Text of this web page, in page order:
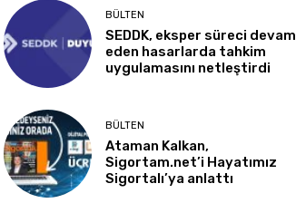
BÜLTEN
SEDDK, eksper süreci devam
eden hasarlarda tahkim
uygulamasını netleştirdi
BÜLTEN
Ataman Kalkan,
Sigortam.net’i Hayatımız
Sigortalı’ya anlattı